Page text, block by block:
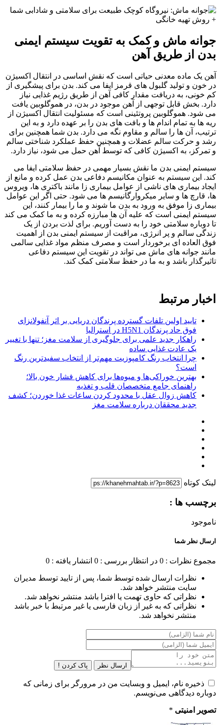
جوانه ماش و کمک به تقویت سیستم ایمنی
بدن از طریق آهن
آهن یک ماده معدنی حیاتی است که نقش اساسی در انتقال اکسیژن
در خون و تولید گلبول های قرمز ایفا می کند. بدن برای پیشگیری از
کم خونی، به دریافت مقدار کافی آهن از طریق رژیم غذایی نیاز
دارد. بخش قابل توجهی از آهن موجود در بدن، در هموگلوبین یافت
می شود. هموگلوبین پروتئینی است که مسئولیت انتقال اکسیژن از
ریه ها به تمام اندام ها و بافت های بدن را بر عهده دارد و به این
ترتیب، آن ها را سالم و مقاوم نگه می دارد. بدن شما همچنین برای
رشد و حرکت سالم عضلات و همچنین حفظ عملکرد شناختی سالم
و تمرکز، به اکسیژن کافی که توسط آهن حمل می شود، نیاز دارد.
سیستم ایمنی بدن ما نقش بسیار مهمی در حفظ سلامتی ایفا می
کند. این سیستم به عنوان مکانیسم دفاعی بدن عمل کرده و مانع از
ایجاد بیماری های ناشی از عوامل بیماری زا مانند باکتری ها، ویروس
ها، قارچ ها و سایر میکروارگانیسم ها می شود. حتی اگر این عوامل
بیماری زا موفق به ورود به بدن ما شوند و ما را بیمار کنند، این
سیستم ایمنی است که علیه آن ها مبارزه کرده و به ما کمک می کند
تا دوباره سلامتی خود را به دست آوریم. برای لذت بردن از یک
زندگی سالم و پر انرژی، مراقبت از سیستم ایمنی بدن از اهمیت
فوق العاده ای برخوردار است و مصرف منظم مواد غذایی سالمی
مانند جوانه های ماش می تواند در تقویت این سیستم دفاعی
تاثیرگذار باشد و به ما در حفظ سلامتی کمک کند.
اخبار مرتبط
تایید اولین تلفات گسترده پرندگان دریایی بر اثر آنفولانزای
فوق حاد پرندگان H5N1 در استرالیا
راهکار جدید علمی برای جلوگیری از سلامت مغز؛ تنها با تغییر
یک عادت غذایی ساده
چرا انتخاب رنگ کامپوزیت مهم‌تر از انتخاب سفیدترین رنگ
است؟
بهترین خوراکی‌ها و میوه‌ها برای کاهش فشار خون بالا؛
راهنمای جامع متخصصان قلب و تغذیه
کاهش زوال عقل با محدود کردن ساعات غذا خوردن؛ کشف
جدید محققان درباره سلامت مغز
لینک کوتاه
برچسب ها :
ناموجود
ارسال نظر شما
مجموع نظرات : 0 در انتظار بررسی : 0 انتشار یافته : 0
نظرات ارسال شده توسط شما، پس از تایید توسط مدیران
سایت منتشر خواهد شد.
نظراتی که حاوی تهمت یا افترا باشد منتشر نخواهد شد.
نظراتی که به غیر از زبان فارسی یا غیر مرتبط با خبر باشد
منتشر نخواهد شد.
ارسال نظر پاک کردن !
ذخیره نام، ایمیل و وبسایت من در مرورگر برای زمانی که
دوباره دیدگاهی می‌نویسم.
تصویر امنیتی *